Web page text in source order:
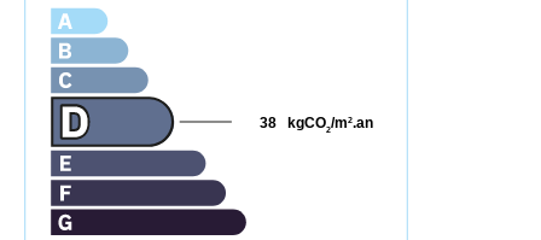
kgCO2/m2.an
38